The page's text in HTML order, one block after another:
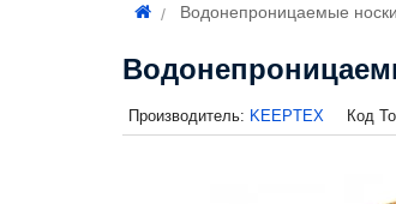
Водонепроницаемые
Производитель: KEEPTEX Код